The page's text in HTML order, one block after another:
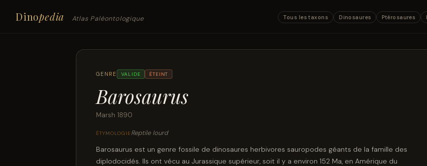
Dinopedia Atlas Paléontologique Tous les taxons Dinosaures Ptérosaures
GENRE VALIDE ÉTEINT
Barosaurus
Marsh 1890
ÉTYMOLOGIEReptile lourd
Barosaurus est un genre fossile de dinosaures herbivores sauropodes géants de la famille des
diplodocidés. Ils ont vécu au Jurassique supérieur, soit il y a environ 152 Ma, en Amérique du